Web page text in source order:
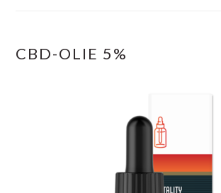
CBD-OLIE 5%